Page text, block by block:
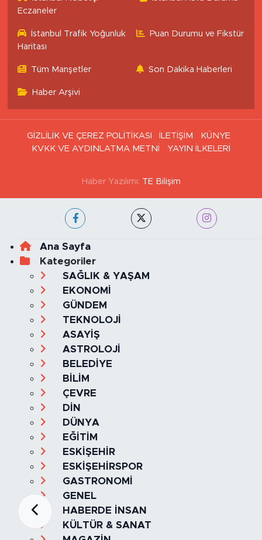
Eczaneler
İstanbul Trafik Yoğunluk
Haritası
Puan Durumu ve Fikstür
Tüm Manşetler Son Dakika Haberleri
Haber Arşivi
GİZLİLİK VE ÇEREZ POLİTİKASI İLETİŞİM
KÜNYE
KVKK VE AYDINLATMA METNİ
YAYIN İLKELERİ
Haber Yazılımı: TE Bilişim
Ana Sayfa
Kategoriler
SAĞLIK & YAŞAM
EKONOMİ
GÜNDEM
TEKNOLOJİ
ASAYİŞ
ASTROLOJİ
BELEDİYE
BİLİM
ÇEVRE
DİN
DÜNYA
EĞİTİM
ESKİŞEHİR
ESKİŞEHİRSPOR
GASTRONOMİ
GENEL
HABERDE İNSAN
KÜLTÜR & SANAT